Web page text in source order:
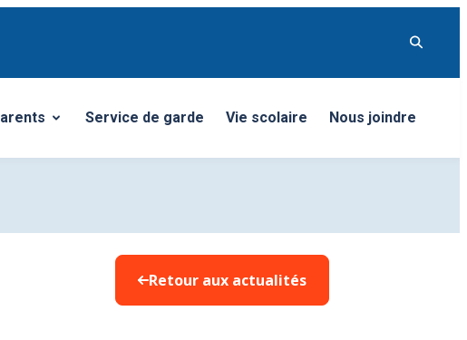
menu Service de garde Vie scolaire Nous joindre
Retour aux actualités